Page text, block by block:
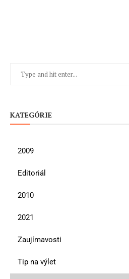
KATEGÓRIE
2009
Editoriál
2010
2021
Zaujímavosti
Tip na výlet